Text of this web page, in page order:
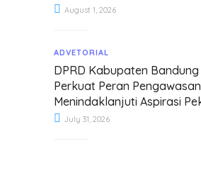
August 1, 2026
ADVETORIAL
DPRD Kabupaten
Perkuat Peran
Menindaklanjuti Aspirasi
July 31, 2026